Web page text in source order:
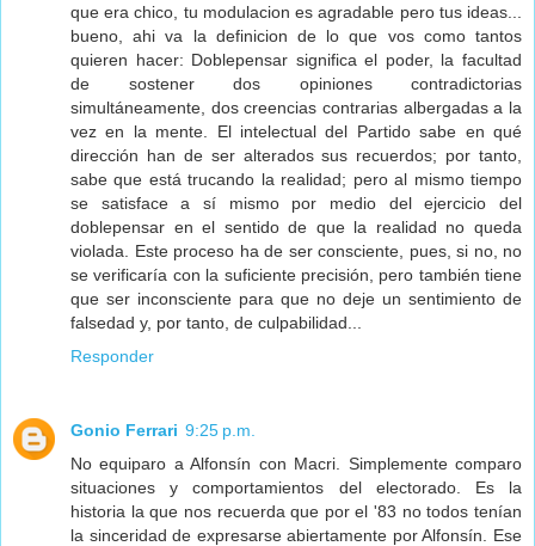
que era chico, tu modulacion es agradable pero tus ideas...
bueno, ahi va la definicion de lo que vos como tantos
quieren hacer: Doblepensar significa el poder, la facultad
de sostener dos opiniones contradictorias
simultáneamente, dos creencias contrarias albergadas a la
vez en la mente. El intelectual del Partido sabe en qué
dirección han de ser alterados sus recuerdos; por tanto,
sabe que está trucando la realidad; pero al mismo tiempo
se satisface a sí mismo por medio del ejercicio del
doblepensar en el sentido de que la realidad no queda
violada. Este proceso ha de ser consciente, pues, si no, no
se verificaría con la suficiente precisión, pero también tiene
que ser inconsciente para que no deje un sentimiento de
falsedad y, por tanto, de culpabilidad...
Responder
Gonio Ferrari 9:25 p.m.
No equiparo a Alfonsín con Macri. Simplemente comparo
situaciones y comportamientos del electorado. Es la
historia la que nos recuerda que por el '83 no todos tenían
la sinceridad de expresarse abiertamente por Alfonsín. Ese